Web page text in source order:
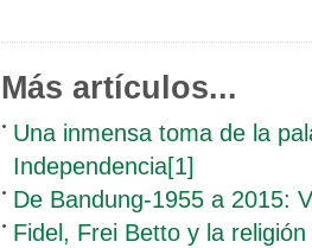
Más artículos...
Una inmensa toma de la
Independencia[1]
De Bandung-1955 a 2015:
Fidel, Frei Betto y la religión